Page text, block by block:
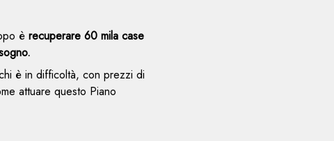
è recuperare 60 mila case
è in difficoltà, con prezzi di
attuare questo Piano